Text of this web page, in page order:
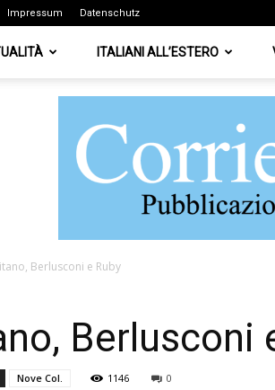
Impressum Datenschutz
ITALIANI ALL’ESTERO
Berlusconi e Ruby
Berlusconi
Nove Col. 1146 0